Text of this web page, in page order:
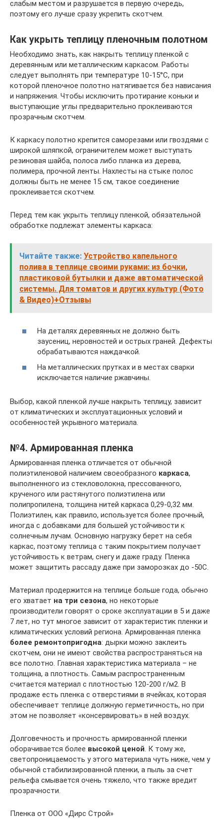
слабым местом и разрушается в первую очередь,
поэтому его лучше сразу укрепить скотчем.
Как укрыть теплицу пленочным полотном
Необходимо знать, как накрыть теплицу пленкой с
деревянным или металлическим каркасом. Работы
следует выполнять при температуре 10-15°С, при
которой пленочное полотно натягивается без нависания
и напряжения. Чтобы исключить протирание коньки и
выступающие углы предварительно проклеиваются
прозрачным скотчем.
К каркасу полотно крепится саморезами или гвоздями с
широкой шляпкой, ограничителем может выступать
резиновая шайба, полоса либо планка из дерева,
полимера, прочной ленты. Нахлесты на стыке полос
должны быть не менее 15 см, такое соединение
проклеивается скотчем.
Перед тем как укрыть теплицу пленкой, обязательной
обработке подлежат элементы каркаса:
Читайте также: Устройство капельного
полива в теплице своими руками: из бочки,
пластиковой бутылки и даже автоматической
системы. Для томатов и других культур (Фото
& Видео)+Отзывы
На деталях деревянных не должно быть
заусениц, неровностей и острых граней. Дефекты
обрабатываются наждачкой.
На металлических прутках и в местах сварки
исключается наличие ржавчины.
Выбор, какой пленкой лучше накрыть теплицу, зависит
от климатических и эксплуатационных условий и
особенностей укрывного материала.
№4. Армированная пленка
Армированная пленка отличается от обычной
полиэтиленовой наличием своеобразного каркаса,
выполненного из стекловолокна, прессованного,
крученого или растянутого полиэтилена или
полипропилена, толщина нитей каркаса 0,29-0,32 мм.
Полиэтилен, как правило, используется более прочный,
иногда с добавками для большей устойчивости к
солнечным лучам. Основную нагрузку берет на себя
каркас, поэтому теплица с таким покрытием получает
устойчивость к ветрам, снегу и даже граду. Пленка
может защитить рассаду даже при заморозках до -50С.
Материал продержится на теплице больше года, обычно
его хватает на три сезона, но некоторые
производители говорят о сроке эксплуатации в 5 и даже
7 лет, но тут многое зависит от характеристик пленки и
климатических условий региона. Армированная пленка
более ремонтопригодна: дырки можно заклеить
скотчем, они не имеют свойства распространяться на
все полотно. Главная характеристика материала – не
толщина, а плотность. Самым распространенным
считается материал с плотностью 120-200 г/м2. В
продаже есть пленка с отверстиями в ячейках, которая
обеспечивает теплице должную герметичность, но при
этом не позволяет «консервировать» в ней воздух.
Долговечность и прочность армированной пленки
оборачивается более высокой ценой. К тому же,
светопроницаемость у этого материала чуть ниже, чем у
обычной стабилизированной пленки, а пыль за счет
рельефа смывается очень тяжело, что также вредит
прозрачности.
Пленка от ООО «Дирс Строй»